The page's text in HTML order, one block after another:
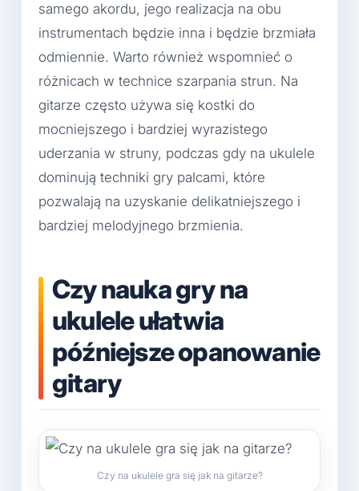
samego akordu, jego realizacja na obu
instrumentach będzie inna i będzie brzmiała
odmiennie. Warto również wspomnieć o
różnicach w technice szarpania strun. Na
gitarze często używa się kostki do
mocniejszego i bardziej wyrazistego
uderzania w struny, podczas gdy na ukulele
dominują techniki gry palcami, które
pozwalają na uzyskanie delikatniejszego i
bardziej melodyjnego brzmienia.
Czy nauka gry na
ukulele ułatwia
późniejsze opanowanie
gitary
Czy na ukulele gra się jak na gitarze?